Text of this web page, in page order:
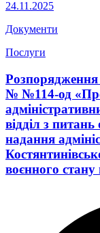
24.11.2025
Документи
Послуги
№ №114-од «Про
відділ з питань
надання
воєнного стану